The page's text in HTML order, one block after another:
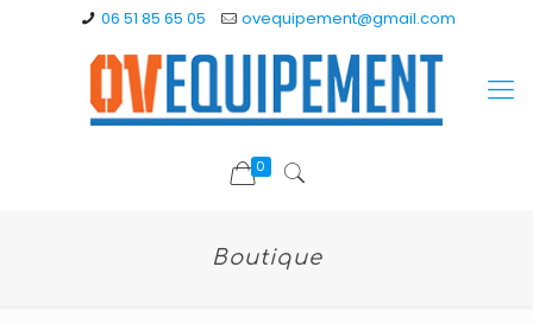
06 51 85 65 05 ovequipement@gmail.com
0
Boutique